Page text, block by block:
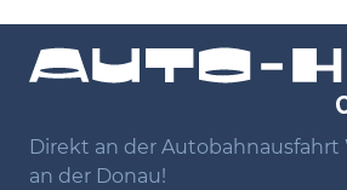
Direkt an der
an der Donau!